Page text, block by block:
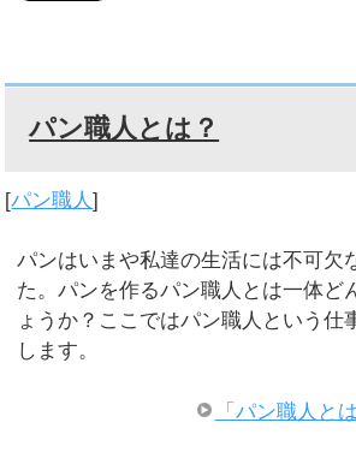
パン職人とは？
[パン職人]
パンはいまや私達の生活には不可欠
た。パンを作るパン職人とは一体ど
ょうか？ここではパン職人という仕
します。
「パン職人と